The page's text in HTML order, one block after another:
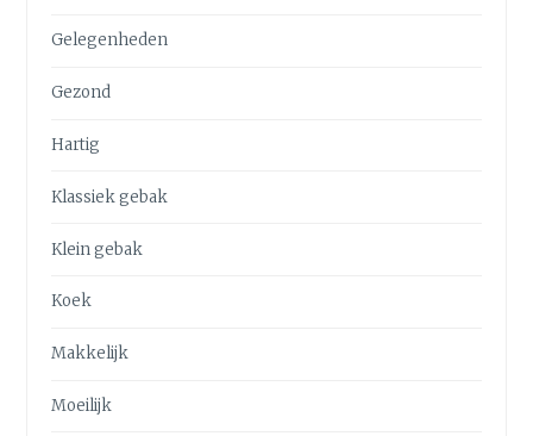
Gelegenheden
Gezond
Hartig
Klassiek gebak
Klein gebak
Koek
Makkelijk
Moeilijk